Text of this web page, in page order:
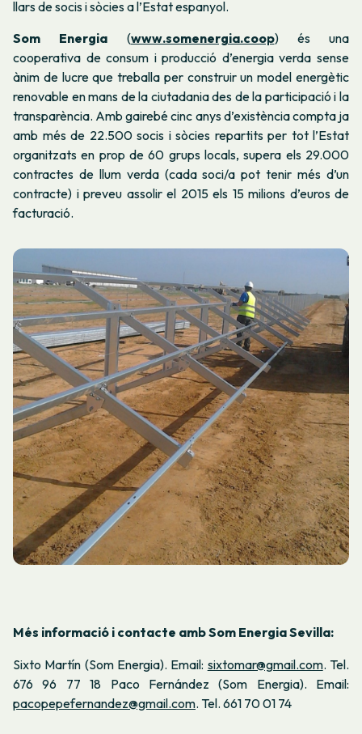
llars de socis i sòcies a l’Estat espanyol.
Som Energia (www.somenergia.coop) és una
cooperativa de consum i producció d’energia verda sense
ànim de lucre que treballa per construir un model energètic
renovable en mans de la ciutadania des de la participació i la
transparència. Amb gairebé cinc anys d’existència compta ja
amb més de 22.500 socis i sòcies repartits per tot l’Estat
organitzats en prop de 60 grups locals, supera els 29.000
contractes de llum verda (cada soci/a pot tenir més d’un
contracte) i preveu assolir el 2015 els 15 milions d’euros de
facturació.
Més informació i contacte amb Som Energia Sevilla:
Sixto Martín (Som Energia). Email: sixtomar@gmail.com. Tel.
676 96 77 18 Paco Fernández (Som Energia). Email:
pacopepefernandez@gmail.com. Tel. 661 70 01 74